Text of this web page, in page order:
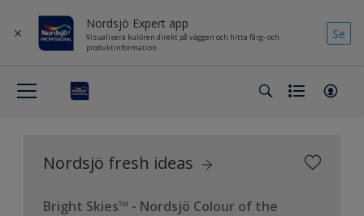
Nordsjö Expert app
Visualisera kulören direkt på väggen och hitta färg- och
produktinformation
Se
Nordsjö fresh ideas
Bright Skies™ - Nordsjö Colour of the